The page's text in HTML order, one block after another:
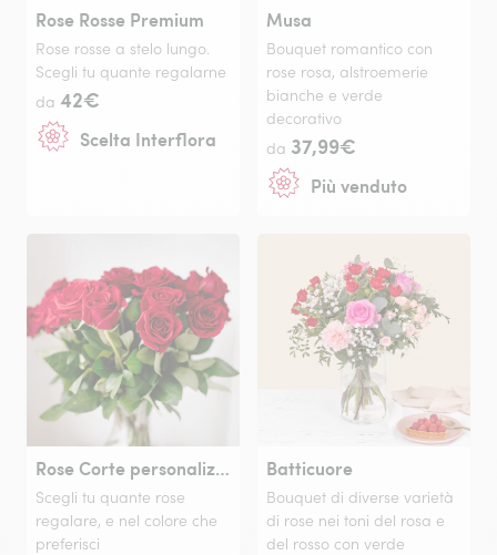
Rose Rosse Premium
Rose rosse a stelo lungo.
Scegli tu quante regalarne
da 42€
Scelta Interflora
Musa
Bouquet romantico con
rose rosa, alstroemerie
bianche e verde
decorativo
da 37,99€
Più venduto
Rose Corte personalizzabili
Scegli tu quante rose
regalare, e nel colore che
preferisci
Batticuore
Bouquet di diverse varietà
di rose nei toni del rosa e
del rosso con verde